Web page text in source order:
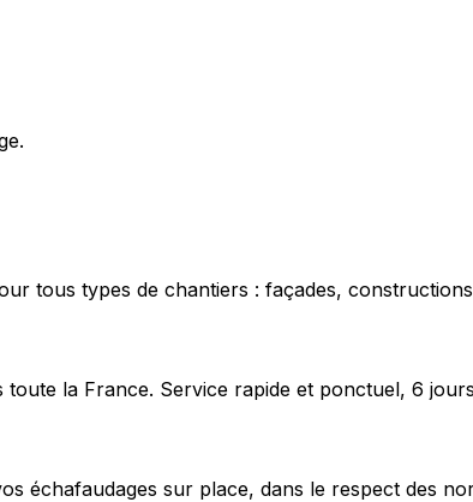
tous types de chantiers : façades,
la France. Service rapide et ponctuel, 6
échafaudages sur place, dans le respect des